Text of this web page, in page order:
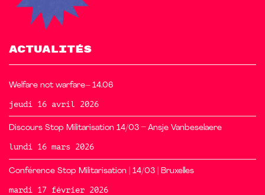
ACTUALITÉS
Welfare not warfare– 14.06
jeudi 16 avril 2026
Discours Stop Militarisation 14/03 – Ansje Vanbeselaere
lundi 16 mars 2026
Conférence Stop Militarisation | 14/03 | Bruxelles
mardi 17 février 2026